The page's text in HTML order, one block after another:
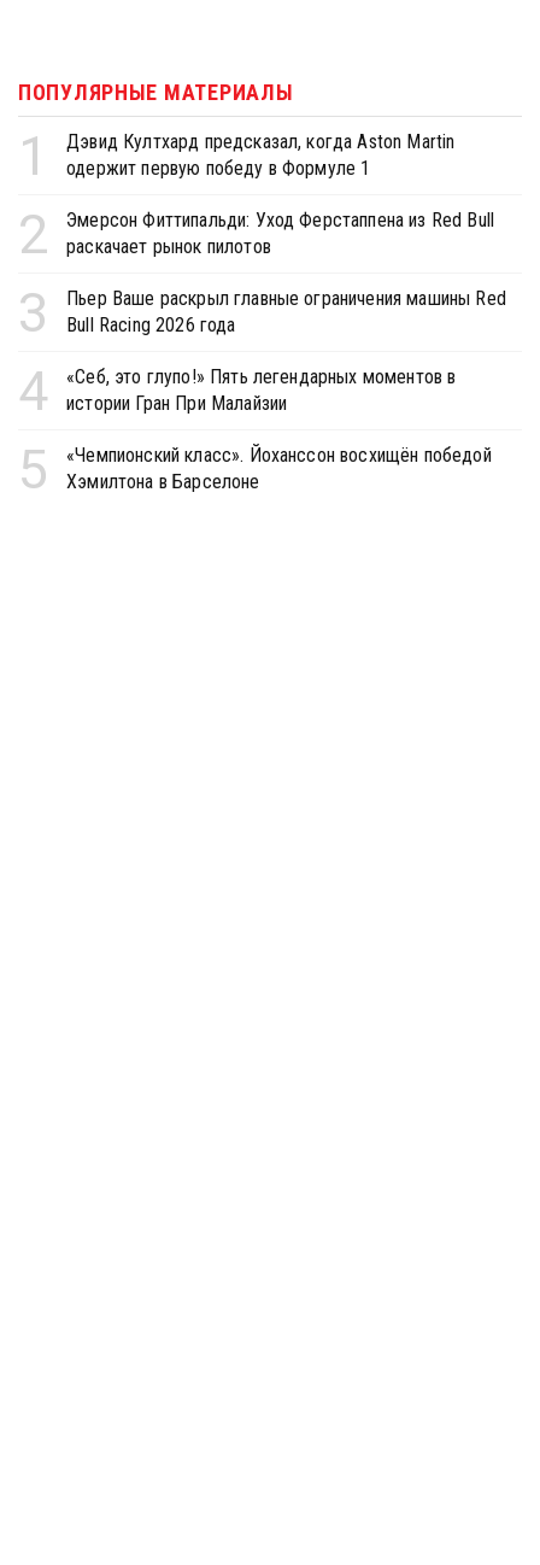
ПОПУЛЯРНЫЕ МАТЕРИАЛЫ
1
Дэвид Култхард предсказал, когда Aston Martin
одержит первую победу в Формуле 1
2
Эмерсон Фиттипальди: Уход Ферстаппена из Red Bull
раскачает рынок пилотов
3
Пьер Ваше раскрыл главные ограничения машины Red
Bull Racing 2026 года
4
«Себ, это глупо!» Пять легендарных моментов в
истории Гран При Малайзии
5
«Чемпионский класс». Йоханссон восхищён победой
Хэмилтона в Барселоне